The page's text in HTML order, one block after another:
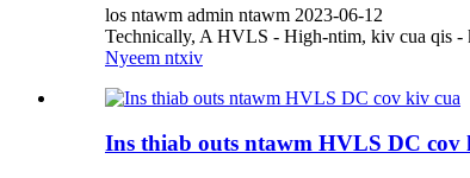
los ntawm admin ntawm 2023-06-12
Technically, A HVLS - High-ntim, kiv cua qis -
Nyeem ntxiv
Ins thiab outs ntawm HVLS DC cov